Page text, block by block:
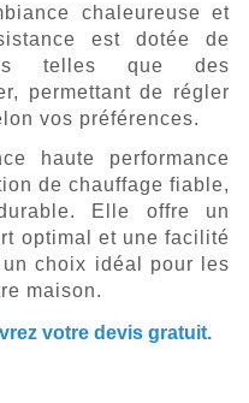
chaleureuse et
est dotée de
telles que des
permettant de régler
vos préférences.
haute performance
de chauffage fiable,
Elle offre un
optimal et une facilité
choix idéal pour les
maison.
votre devis gratuit.